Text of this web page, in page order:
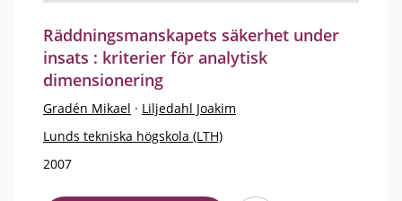
Räddningsmanskapets säkerhet under
insats : kriterier för analytisk
dimensionering
Gradén Mikael · Liljedahl Joakim
Lunds tekniska högskola (LTH)
2007